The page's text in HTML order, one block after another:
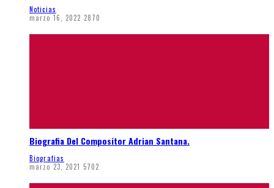
Noticias
marzo 16, 2022 2870
Biografia Del Compositor Adrian Santana.
Biografias
marzo 23, 2021 5702